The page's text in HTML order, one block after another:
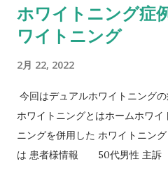
ホワイトニング症
ワイトニング
2月 22, 2022
今回はデュアルホワイトニング
ホワイトニングとはホームホワイ
ニングを併用した ホワイトニン
は 患者様情報 50代男性